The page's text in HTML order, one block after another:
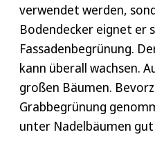
verwendet werden,
Bodendecker eignet er
Fassadenbegrünung.
kann überall wachsen.
großen Bäumen.
Grabbegrünung
unter Nadelbäumen gut